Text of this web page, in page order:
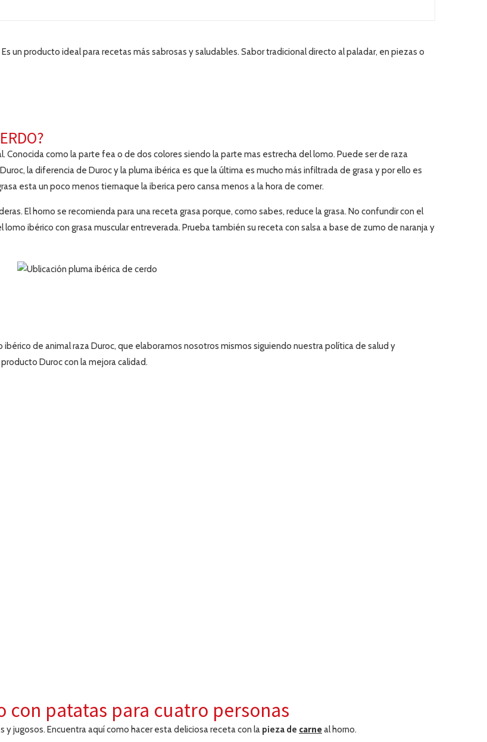
un producto ideal para recetas más sabrosas y saludables. Sabor tradicional directo al paladar, en piezas o
como la parte fea o de dos colores siendo la parte mas estrecha del lomo. Puede ser de raza
la diferencia de Duroc y la pluma ibérica es que la última es mucho más infiltrada de grasa y por ello es
esta un poco menos tiernaque la iberica pero cansa menos a la hora de comer.
El horno se recomienda para una receta grasa porque, como sabes, reduce la grasa. No confundir con el
ibérico con grasa muscular entreverada. Prueba también su receta con salsa a base de zumo de naranja y
de animal raza Duroc, que elaboramos nosotros mismos siguiendo nuestra política de salud y
Duroc con la mejora calidad.
con patatas para cuatro personas
jugosos. Encuentra aquí como hacer esta deliciosa receta con la pieza de carneal horno.